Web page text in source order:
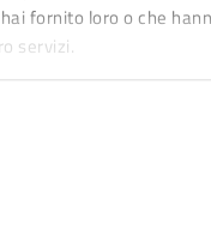
fornito loro o che
servizi.
le
pagina